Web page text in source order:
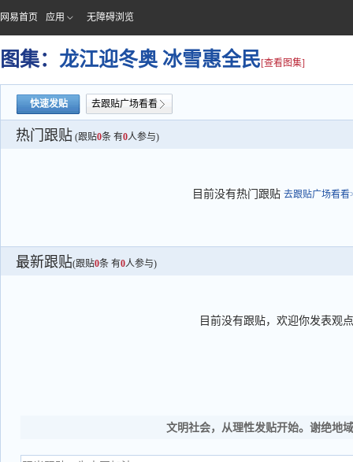
网易首页 应用 无障碍浏览
图集： 龙江迎冬奥 冰雪惠全民[查看图集]
快速发贴 去跟贴广场看看
热门跟贴 (跟贴0条 有0人参与)
目前没有热门跟贴 去跟贴广场看看
最新跟贴(跟贴0条 有0人参与)
目前没有跟贴，欢迎你发表观点
文明社会，从理性发贴开始。谢绝地